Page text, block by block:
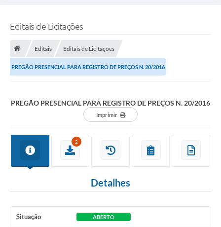
Editais de Licitações
Editais Editais de Licitações
PREGÃO PRESENCIAL PARA REGISTRO DE PREÇOS N. 20/2016
PREGÃO PRESENCIAL PARA REGISTRO DE PREÇOS N. 20/2016
Imprimir
2
Detalhes
Situação ABERTO